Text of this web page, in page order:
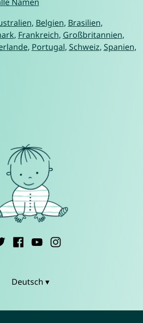
, Belgien, Brasilien,
, Frankreich, Großbritannien,
, Portugal, Schweiz, Spanien,
Deutsch ▾